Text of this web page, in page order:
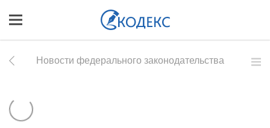
Новости федерального законодательства